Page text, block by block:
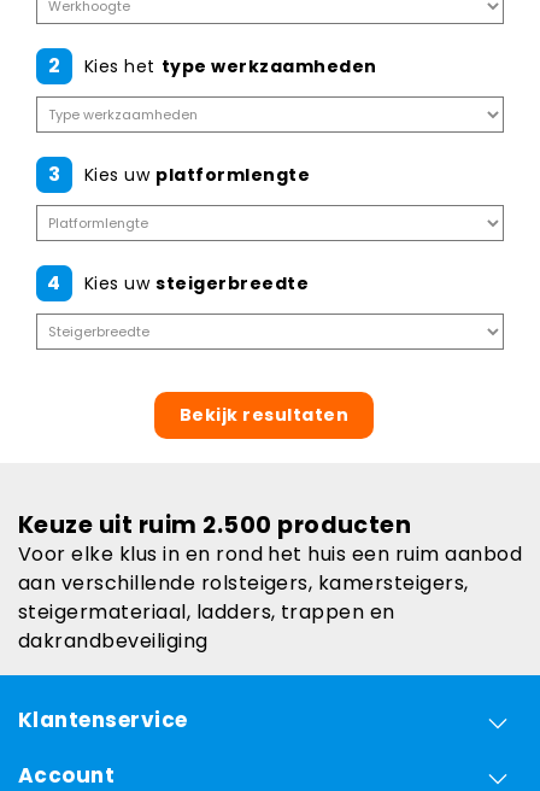
2 Kies het type werkzaamheden
3 Kies uw platformlengte
4 Kies uw steigerbreedte
Bekijk resultaten
Keuze uit ruim 2.500 producten
Voor elke klus in en rond het huis een ruim aanbod
aan verschillende rolsteigers, kamersteigers,
steigermateriaal, ladders, trappen en
dakrandbeveiliging
Klantenservice
Account